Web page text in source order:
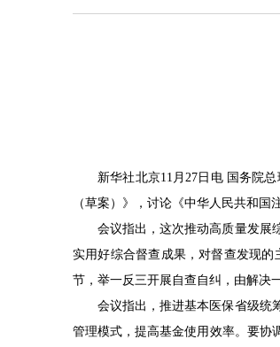
新华社北京11月27日电 国务院
（草案）》，讨论《中华人民共和国
会议指出，这次推动高质量发展
实用好综合督查成果，对督查发现
节，举一反三开展自查自纠，由解决
会议指出，推进基本医保省级统
管理模式，提高基金使用效率。要协